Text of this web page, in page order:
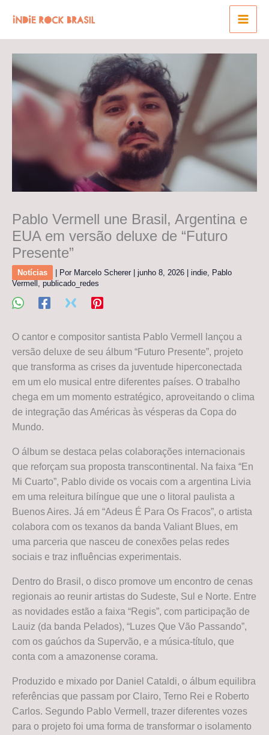
para
o
conteúdo
Pablo Vermell une Brasil, Argentina e
EUA em versão deluxe de “Futuro
Presente”
Notícias | Por Marcelo Scherer | junho 8, 2026 | indie Pablo
Vermell,publicado_redes
O cantor e compositor santista Pablo Vermell lançou a
versão deluxe de seu álbum “Futuro Presente”, projeto
que transforma as crises da juventude hiperconectada
em um elo musical entre diferentes países. O trabalho
chega em um momento estratégico, aproveitando o clima
de integração das Américas às vésperas da Copa do
Mundo.
O álbum se destaca pelas colaborações internacionais
que reforçam sua proposta transcontinental. Na faixa “En
Mi Cuarto”, Pablo divide os vocais com a argentina Livia
em uma releitura bilíngue que une o litoral paulista a
Buenos Aires. Já em “Adeus É Para Os Fracos”, o artista
colabora com os texanos da banda Valiant Blues, em
uma parceria que nasceu de conexões pelas redes
sociais e traz influências experimentais.
Dentro do Brasil, o disco promove um encontro de cenas
regionais ao reunir artistas do Sudeste, Sul e Norte. Entre
as novidades estão a faixa “Regis”, com participação de
Lauiz (da banda Pelados), “Luzes Que Vão Passando”,
com os gaúchos da Supervão, e a música-título, que
conta com a amazonense corama.
Produzido e mixado por Daniel Cataldi, o álbum equilibra
referências que passam por Clairo, Terno Rei e Roberto
Carlos. Segundo Pablo Vermell, trazer diferentes vozes
para o projeto foi uma forma de transformar o isolamento